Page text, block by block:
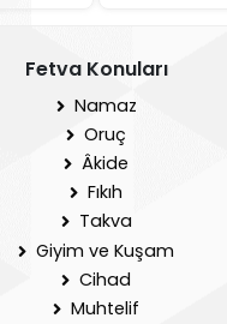
Fetva Konuları
Namaz
Oruç
Âkide
Fıkıh
Takva
Giyim ve Kuşam
Cihad
Muhtelif